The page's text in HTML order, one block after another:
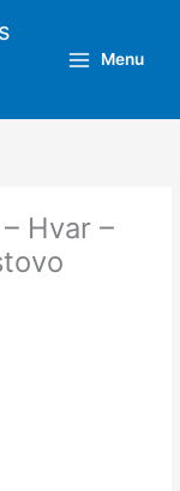
Menu
Hvar –